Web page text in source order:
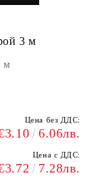
3 м
м
Цена без ДДС:
6.06лв.
Цена с ДДС:
7.28лв.